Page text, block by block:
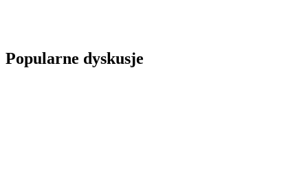
Popularne dyskusje